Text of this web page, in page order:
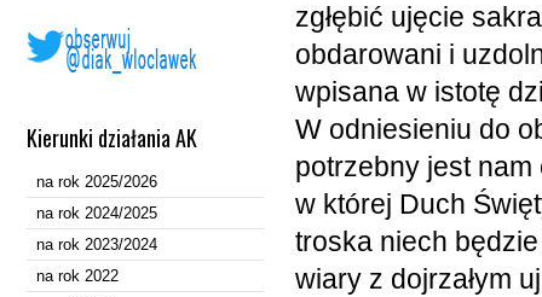
Kierunki działania AK
na rok 2025/2026
na rok 2024/2025
na rok 2023/2024
na rok 2022
zgłębić ujęcie
obdarowani i
wpisana w istotę
W odniesieniu do
potrzebny jest
w której Duch
troska niech
wiary z dojrzałym